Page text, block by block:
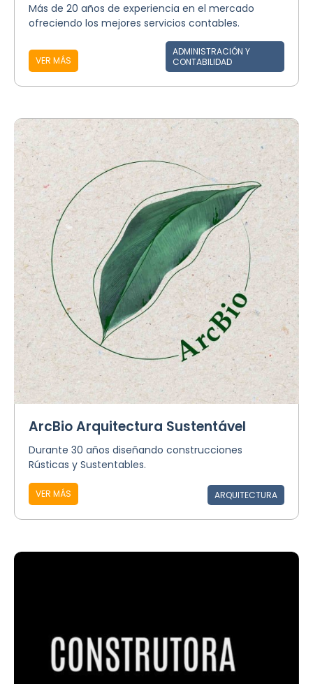
Más de 20 años de experiencia en el mercado
ofreciendo los mejores servicios contables.
VER MÁS
ADMINISTRACIÓN Y
CONTABILIDAD
ArcBio Arquitectura Sustentável
Durante 30 años diseñando construcciones
Rústicas y Sustentables.
VER MÁS ARQUITECTURA